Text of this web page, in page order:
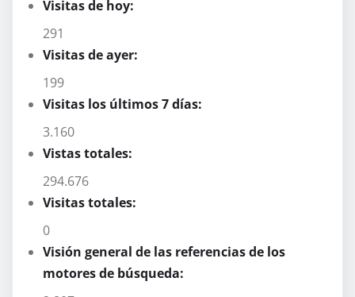
Visitas de hoy:
291
Visitas de ayer:
199
Visitas los últimos 7 días:
3.160
Vistas totales:
294.676
Visitas totales:
0
Visión general de las referencias de los
motores de búsqueda: